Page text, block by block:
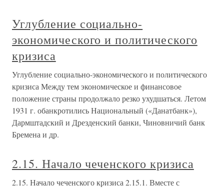
Углубление социально-
экономического и политического
кризиса
Углубление социально-экономического и политического
кризиса Между тем экономическое и финансовое
положение страны продолжало резко ухудшаться. Летом
1931 г. обанкротились Национальный («Данатбанк»),
Дармштадский и Дрезденский банки, Чиновничий банк
Бремена и др.
2.15. Начало чеченского кризиса
2.15. Начало чеченского кризиса 2.15.1. Вместе с